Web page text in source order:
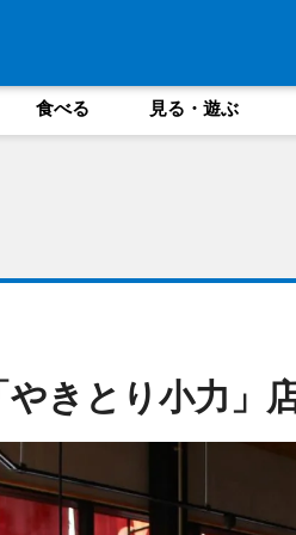
食べる 見る・遊ぶ
やきとり小力」